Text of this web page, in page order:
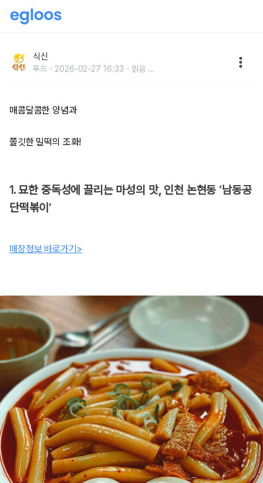
식신
푸드 2026-02-27 16:33 읽음 ...
매콤달콤한 양념과
쫄깃한 밀떡의 조화!
1. 묘한 중독성에 끌리는 마성의 맛, 인천 논현동 ‘남동공
단떡볶이’
매장정보 바로가기>